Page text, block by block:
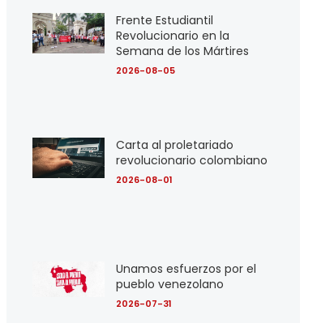
Frente Estudiantil
Revolucionario en la
Semana de los Mártires
2026-08-05
Carta al proletariado
revolucionario colombiano
2026-08-01
Unamos esfuerzos por el
pueblo venezolano
2026-07-31